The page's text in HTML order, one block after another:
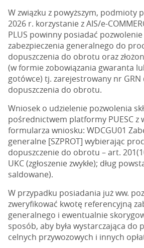
W związku z powyższym, podmioty
2026 r. korzystanie z AIS/e-
PLUS powinny posiadać pozwolenie
zabezpieczenia generalnego do
dopuszczenia do obrotu oraz
(w formie zobowiązania gwaranta
gotówce) tj. zarejestrowany nr
dopuszczenia do obrotu.
Wniosek o udzielenie pozwolenia
pośrednictwem platformy PUESC z
formularza wniosku: WDCGU01
generalne [SZPROT] wybierając
dopuszczenie do obrotu – art.
UKC (zgłoszenie zwykłe); dług
saldowane).
W przypadku posiadania już ww.
zweryfikować kwotę referencyjną
generalnego i ewentualnie
sposób, aby była wystarczająca do
celnych przywozowych i innych